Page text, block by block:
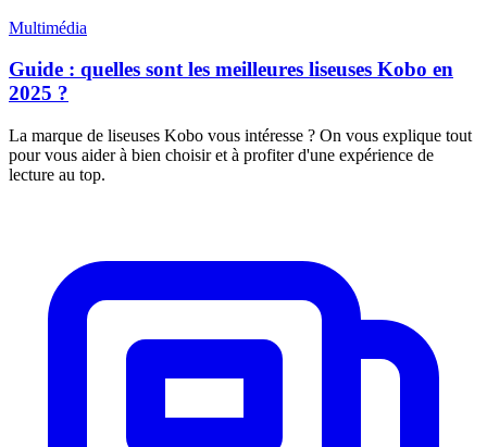
Multimédia
Guide : quelles sont les meilleures liseuses Kobo en
2025 ?
La marque de liseuses Kobo vous intéresse ? On vous explique tout
pour vous aider à bien choisir et à profiter d'une expérience de
lecture au top.